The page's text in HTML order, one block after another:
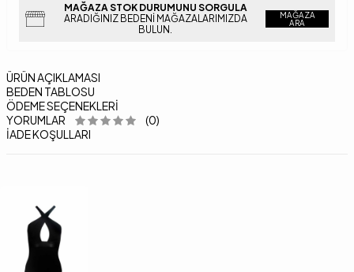
MAĞAZA STOK DURUMUNU SORGULA
ARADIĞINIZ BEDENI MAĞAZALARIMIZDA
BULUN.
MAĞAZA
ARA
ÜRÜN AÇIKLAMASI
BEDEN TABLOSU
ÖDEME SEÇENEKLERI
YORUMLAR
(0)
İADE KOŞULLARI